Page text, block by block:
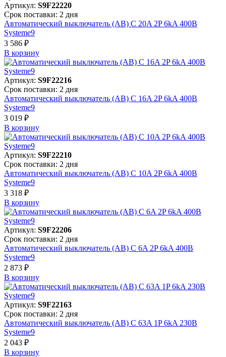
Артикул: S9F22220
Срок поставки: 2 дня
Автоматический выключатель (АВ) C 20A 2P 6kA 400В
Systeme9
3 586 ₽
В корзинy
Артикул: S9F22216
Срок поставки: 2 дня
Автоматический выключатель (АВ) C 16A 2P 6kA 400В
Systeme9
3 019 ₽
В корзинy
Артикул: S9F22210
Срок поставки: 2 дня
Автоматический выключатель (АВ) C 10A 2P 6kA 400В
Systeme9
3 318 ₽
В корзинy
Артикул: S9F22206
Срок поставки: 2 дня
Автоматический выключатель (АВ) C 6A 2P 6kA 400В
Systeme9
2 873 ₽
В корзинy
Артикул: S9F22163
Срок поставки: 2 дня
Автоматический выключатель (АВ) C 63A 1P 6kA 230В
Systeme9
2 043 ₽
В корзинy